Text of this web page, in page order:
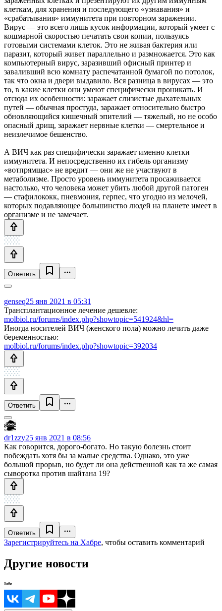
клеткам, для хранения и последующего «узнавания» и
«срабатывания» иммунитета при повторном заражении.
Вирус — это всего лишь кусок информации, который умеет с
кошмарной скоростью печатать свои копии, пользуясь
готовыми системами клеток. Это не живая бактерия или
паразит, который живет параллельно и размножается. Это как
компьютерный вирус, заразивший офисный принтер и
заваливший всю комнату распечатанной бумагой по потолок,
так что окна и двери выдавило. Вся разница в вирусах — это
то, в какие клетки они умеют специфически проникать. И
отсюда их особенности: заражает слизистые дыхательных
путей — обычная простуда, заражает относительно быстро
обновляющийся кишечный эпителий — тяжелый, но не особо
опасный дрищ, заражает нервные клетки — смертельное и
неизлечимое бешенство.
А ВИЧ как раз специфически заражает именно клетки
иммунитета. И непосредственно их гибель организму
«вотпрямщас» не вредит — они же не участвуют в
метаболизме. Просто уровень иммунитета просаживается
настолько, что человека может убить любой другой патоген
— стафилококк, пневмония, герпес, что угодно из мелочей,
которых подавляющее большинство людей на планете имеет в
организме и не замечает.
Ответить
genseq25 янв 2021 в 05:31
Трансплантационное лечение дешевле:
molbiol.ru/forums/index.php?showtopic=541924&hl=
Иногда носителей ВИЧ (женского пола) можно лечить даже
беременностью:
molbiol.ru/forums/index.php?showtopic=392034
Ответить
dr1zzy25 янв 2021 в 08:56
Как говорится, дорого-богато. Но такую болезнь стоит
побеждать хотя бы за малые средства. Однако, это уже
большой прорыв, но будет ли она действенной как та же самая
сыворотка против шайтана 19?
Ответить
Зарегистрируйтесь на Хабре, чтобы оставить комментарий
Другие новости